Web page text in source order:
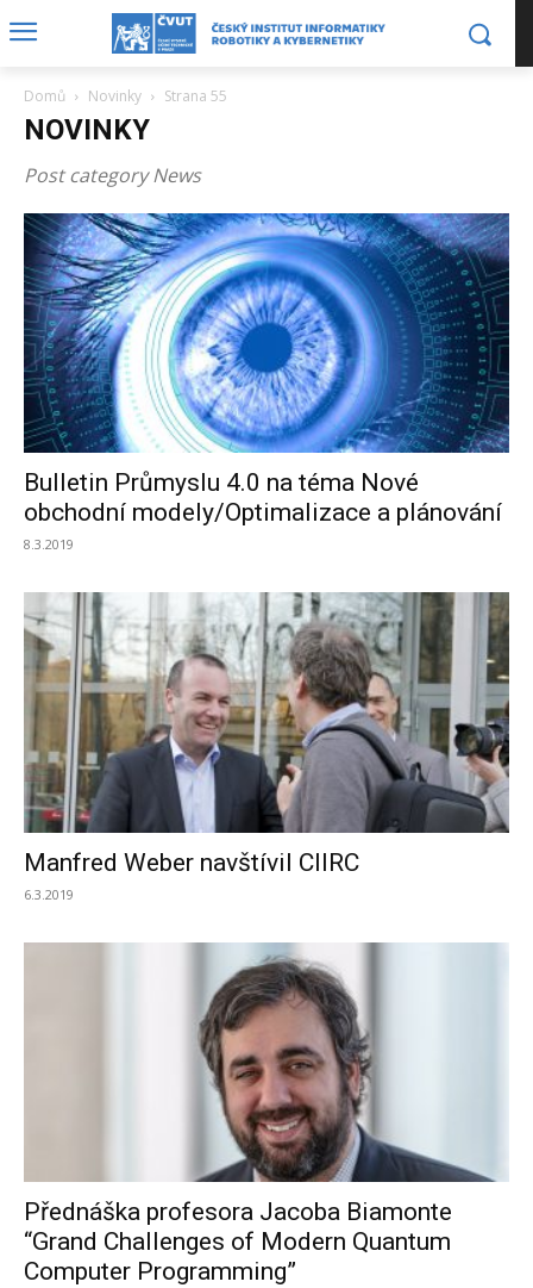
Domů Novinky Strana 55
NOVINKY
Post category News
Bulletin Průmyslu 4.0 na téma Nové
obchodní modely/Optimalizace a plánování
8.3.2019
Manfred Weber navštívil CIIRC
6.3.2019
Přednáška profesora Jacoba Biamonte
“Grand Challenges of Modern Quantum
Computer Programming”